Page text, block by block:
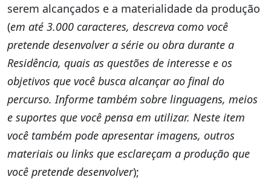
serem alcançados e a materialidade da produção
(em até 3.000 caracteres, descreva como você
pretende desenvolver a série ou obra durante a
Residência, quais as questões de interesse e os
objetivos que você busca alcançar ao final do
percurso. Informe também sobre linguagens, meios
e suportes que você pensa em utilizar. Neste item
você também pode apresentar imagens, outros
materiais ou links que esclareçam a produção que
você pretende desenvolver);